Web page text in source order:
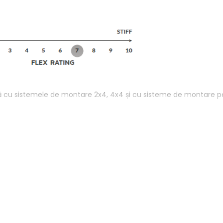
sistemele de montare 2x4, 4x4 și cu sisteme de montare